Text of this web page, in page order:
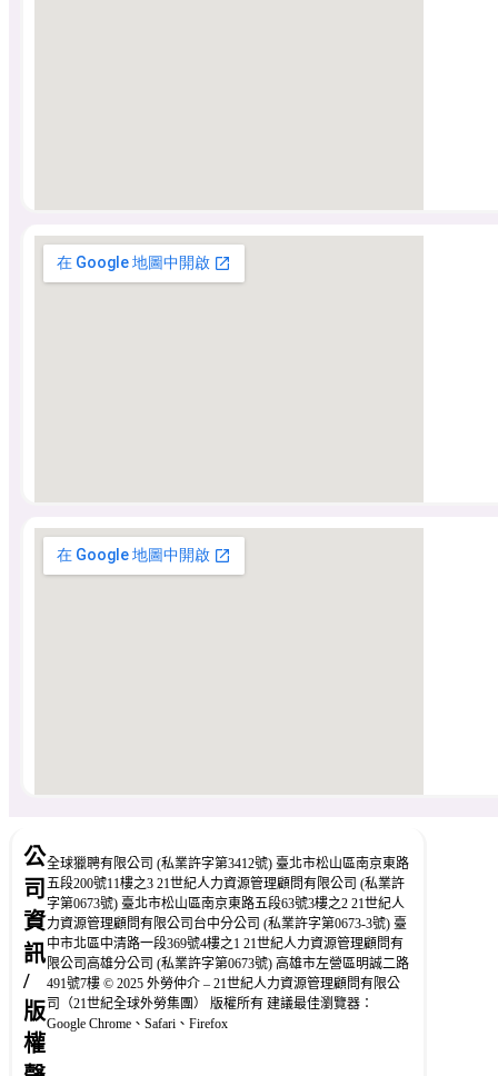
公
司
資
訊
/
版
權
全球獵聘有限公司 (私業許字第3412號) 臺北市松山區南京東路
五段200號11樓之3 21世紀人力資源管理顧問有限公司 (私業許
字第0673號) 臺北市松山區南京東路五段63號3樓之2 21世紀人
力資源管理顧問有限公司台中分公司 (私業許字第0673-3號) 臺
中市北區中清路一段369號4樓之1 21世紀人力資源管理顧問有
限公司高雄分公司 (私業許字第0673號) 高雄市左營區明誠二路
491號7樓 © 2025 外勞仲介 – 21世紀人力資源管理顧問有限公
司（21世紀全球外勞集團） 版權所有 建議最佳瀏覽器：
Google Chrome、Safari、Firefox